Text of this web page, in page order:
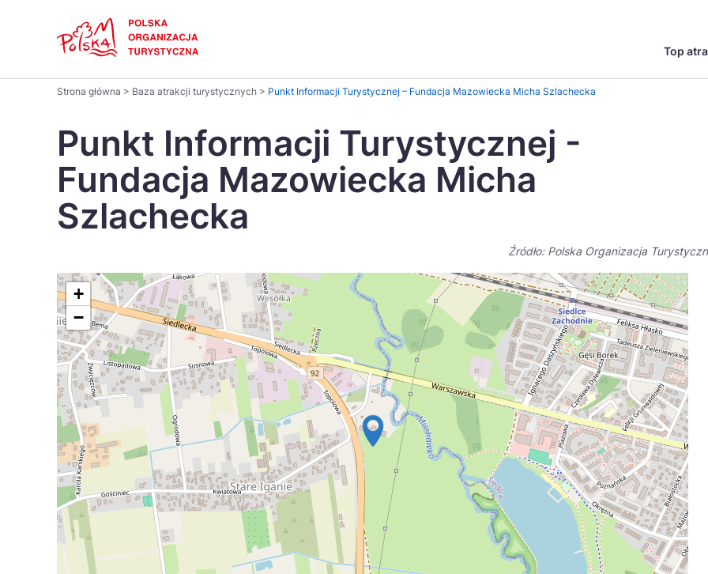
Top
Pomysł na... Co nowego? Ambasador miejsca
Regiony Miasta
Parki narodowe Uzdrowiska Polskie
Gastronomia i kuchnia Kuchnia regionów Szlaki kulinarne
na
stronie
Magyar
Strona główna > Baza atrakcji turystycznych > Punkt Informacji Turystycznej – Fundacja Mazowiecka Micha Szlachecka
Punkt Informacji Turystycznej -
Fundacja Mazowiecka Micha
Szlachecka
Źródło: Polska Organizacja
+
−